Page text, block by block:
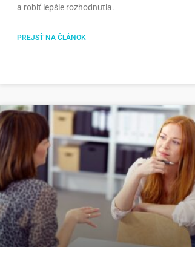
a robiť lepšie rozhodnutia.
PREJSŤ NA ČLÁNOK